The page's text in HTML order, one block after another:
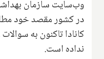
در کشور مقصد خود
کانادا تاکنون به
نداده است.